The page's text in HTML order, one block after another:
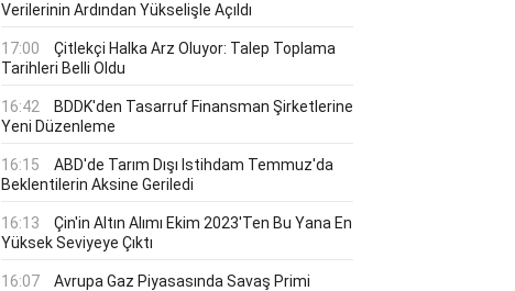
Verilerinin Ardından Yükselişle Açıldı
17:00
Çitlekçi Halka Arz Oluyor: Talep Toplama
Tarihleri Belli Oldu
16:42
BDDK'den Tasarruf Finansman Şirketlerine
Yeni Düzenleme
16:15
ABD'de Tarım Dışı Istihdam Temmuz'da
Beklentilerin Aksine Geriledi
16:13
Çin'in Altın Alımı Ekim 2023'ten Bu Yana En
Yüksek Seviyeye Çıktı
16:07
Avrupa Gaz Piyasasında Savaş Primi